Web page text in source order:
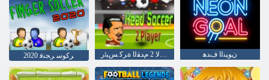
2020 ﺮﻛﻮﺳ ﺮﺠﻨﻓ ﺐﻋﻻ 2 ﻡﺪﻘﻟﺍ ﺓﺮﻛ ﺲﻴﺋﺭ ﻥﻮﻴﻨﻟﺍ ﻑﺪﻫ